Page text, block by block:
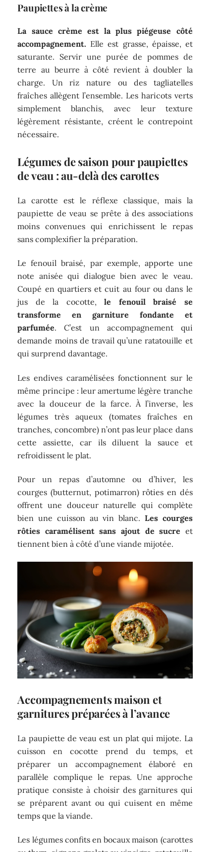
Paupiettes à la crème
La sauce crème est la plus piégeuse côté
accompagnement. Elle est grasse, épaisse, et
saturante. Servir une purée de pommes de
terre au beurre à côté revient à doubler la
charge. Un riz nature ou des tagliatelles
fraîches allègent l’ensemble. Les haricots verts
simplement blanchis, avec leur texture
légèrement résistante, créent le contrepoint
nécessaire.
Légumes de saison pour paupiettes
de veau : au-delà des carottes
La carotte est le réflexe classique, mais la
paupiette de veau se prête à des associations
moins convenues qui enrichissent le repas
sans complexifier la préparation.
Le fenouil braisé, par exemple, apporte une
note anisée qui dialogue bien avec le veau.
Coupé en quartiers et cuit au four ou dans le
jus de la cocotte,le fenouil braisé se
transforme en garniture fondante et
parfumée. C’est un accompagnement qui
demande moins de travail qu’une ratatouille et
qui surprend davantage.
Les endives caramélisées fonctionnent sur le
même principe : leur amertume légère tranche
avec la douceur de la farce. À l’inverse, les
légumes très aqueux (tomates fraîches en
tranches, concombre) n’ont pas leur place dans
cette assiette, car ils diluent la sauce et
refroidissent le plat.
Pour un repas d’automne ou d’hiver, les
courges (butternut, potimarron) rôties en dés
offrent une douceur naturelle qui complète
bien une cuisson au vin blanc. Les courges
rôties caramélisent sans ajout de sucre et
tiennent bien à côté d’une viande mijotée.
Accompagnements maison et
garnitures préparées à l’avance
La paupiette de veau est un plat qui mijote. La
cuisson en cocotte prend du temps, et
préparer un accompagnement élaboré en
parallèle complique le repas. Une approche
pratique consiste à choisir des garnitures qui
se préparent avant ou qui cuisent en même
temps que la viande.
Les légumes confits en bocaux maison (carottes